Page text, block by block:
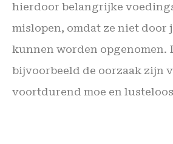
hierdoor belangrijke
mislopen, omdat ze niet door
kunnen worden opgenomen.
bijvoorbeeld de oorzaak zijn
voortdurend moe en